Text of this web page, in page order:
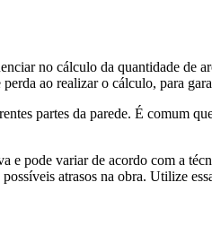
no cálculo da quantidade de
ao realizar o cálculo, para
partes da parede. É comum
e pode variar de acordo com a
atrasos na obra. Utilize